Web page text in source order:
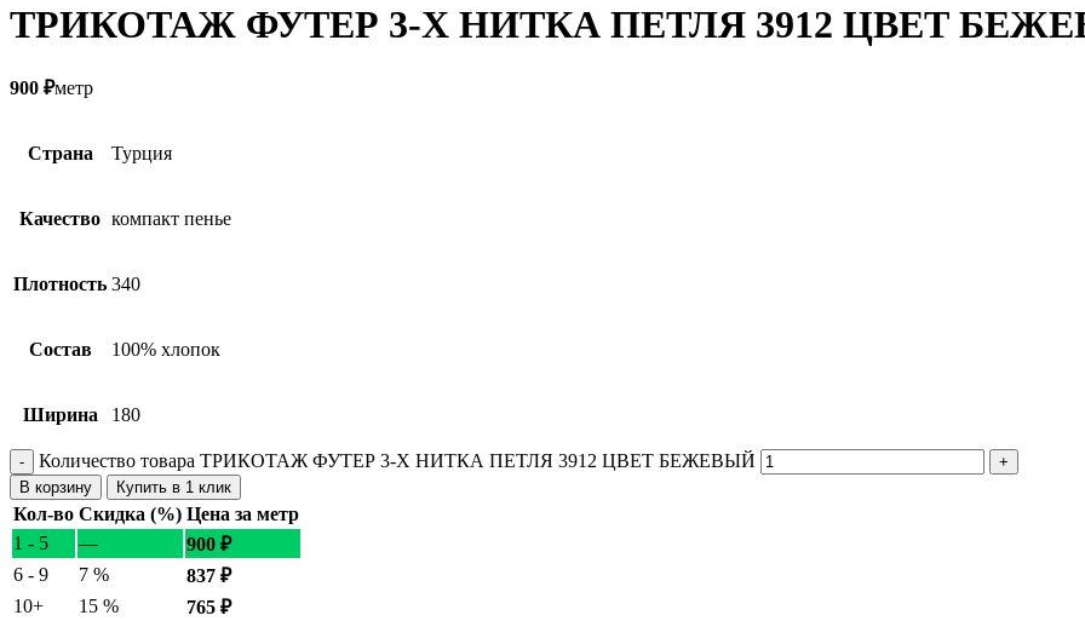
ТРИКОТАЖ ФУТЕР 3-Х НИТКА ПЕТЛЯ 3912 ЦВЕТ
900 ₽метр
Страна Турция
Качество компакт пенье
Плотность 340
Состав 100% хлопок
Ширина 180
Количество товара ТРИКОТАЖ ФУТЕР 3-Х НИТКА ПЕТЛЯ 3912 ЦВЕТ БЕЖЕВЫЙ
В корзину Купить в 1 клик
Кол-во Скидка (%) Цена за метр
1 - 5
— 900 ₽
6 - 9
7 % 837 ₽
10+
15 % 765 ₽